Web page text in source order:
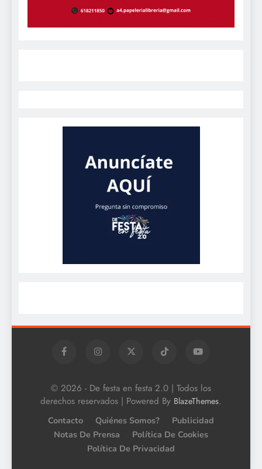
© 2026 - De festa en festa 2.0 | Todos los
derechos reservados | Powered By BlazeThemes.
Contacto Quiénes Somos?
Publicidad
Notas De Prensa
Política De Cookies
Política De Privacidad